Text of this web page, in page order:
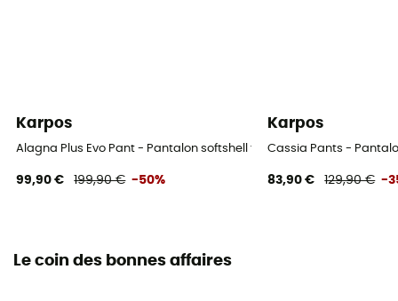
Karpos
Alagna Plus Evo Pant - Pantalon softshell femme
99,90 € 199,90 € -50%
Karpos
Cassia Pants -
83,90 € 129,90 € -
Le coin des bonnes affaires